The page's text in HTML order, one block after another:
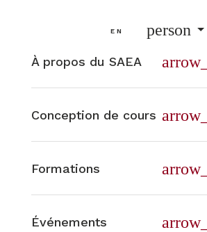
EN person
À propos du SAEA
Conception de cours
Formations
Événements